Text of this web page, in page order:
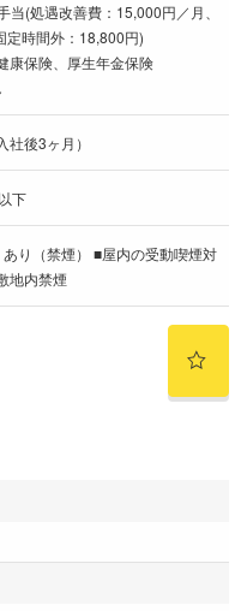
当(処遇改善費：15,000円／月、
定時間外：18,800円)
康保険、厚生年金保険
後3ヶ月）
下
り（禁煙） ■屋内の受動喫煙対
地内禁煙